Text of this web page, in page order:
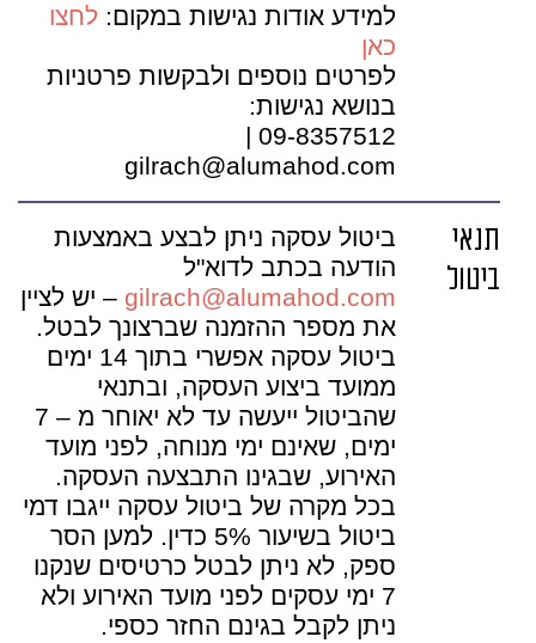
למידע אודות נגישות במקום: לחצו
כאן
לפרטים נוספים ולבקשות פרטניות
בנושא נגישות:
09-8357512 |
gilrach@alumahod.com
תנאי
ביטול
ביטול עסקה ניתן לבצע באמצעות
הודעה בכתב לדוא"ל
gilrach@alumahod.com – יש לציין
את מספר ההזמנה שברצונך לבטל.
ביטול עסקה אפשרי בתוך 14 ימים
ממועד ביצוע העסקה, ובתנאי
שהביטול ייעשה עד לא יאוחר מ – 7
ימים, שאינם ימי מנוחה, לפני מועד
האירוע, שבגינו התבצעה העסקה.
בכל מקרה של ביטול עסקה ייגבו דמי
ביטול בשיעור 5% כדין. למען הסר
ספק, לא ניתן לבטל כרטיסים שנקנו
7 ימי עסקים לפני מועד האירוע ולא
ניתן לקבל בגינם החזר כספי.